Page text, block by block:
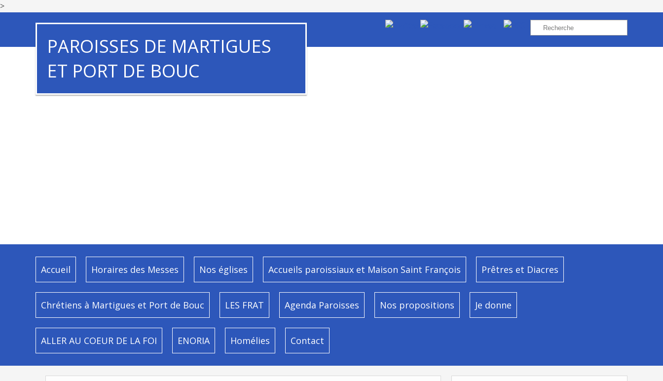
>
PAROISSES DE MARTIGUES
ET PORT DE BOUC
Accueil Horaires des Messes Nos églises Accueils paroissiaux et Maison Saint François Prêtres et Diacres
Chrétiens à Martigues et Port de Bouc LES FRAT Agenda Paroisses Nos propositions Je donne
ALLER AU COEUR DE LA FOI ENORIA Homélies Contact